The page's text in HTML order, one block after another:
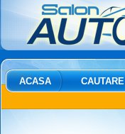
ACASA CAUTARE